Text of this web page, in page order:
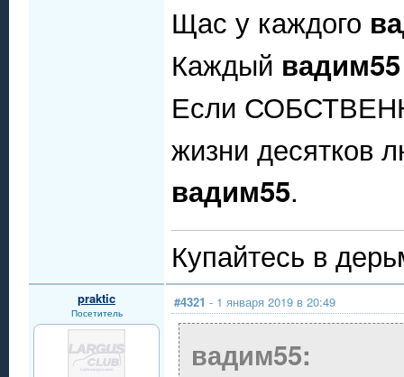
Щас у каждого
Каждый вадим55
Если
жизни десятков
вадим55.
Купайтесь в
praktic
Посетитель
#4321 - 1 января 2019 в 20:49
вадим55: